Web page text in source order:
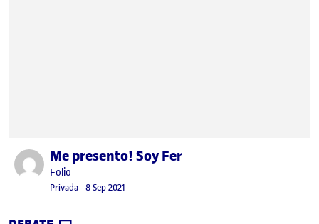
Publicado porMe presento! Soy Fer
Publicado por
Folio
Visibilidad:
Privada-Fecha de publicación
8 Sep 2021